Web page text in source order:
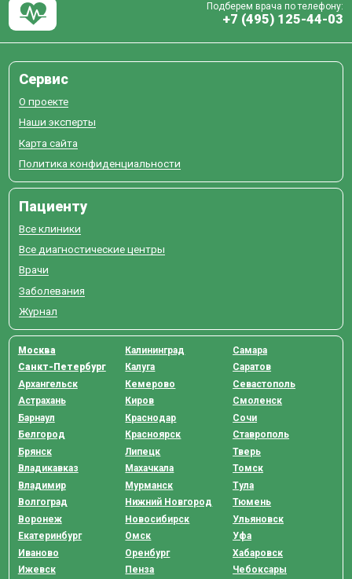
Подберем врача по телефону:
+7 (495) 125-44-03
Сервис
О проекте
Наши эксперты
Карта сайта
Политика конфиденциальности
Пациенту
Все клиники
Все диагностические центры
Врачи
Заболевания
Журнал
Москва
Санкт-Петербург
Архангельск
Астрахань
Барнаул
Белгород
Брянск
Владикавказ
Владимир
Волгоград
Воронеж
Екатеринбург
Иваново
Ижевск
Калининград
Калуга
Кемерово
Киров
Краснодар
Красноярск
Липецк
Махачкала
Мурманск
Нижний Новгород
Новосибирск
Омск
Оренбург
Пенза
Самара
Саратов
Севастополь
Смоленск
Сочи
Ставрополь
Тверь
Томск
Тула
Тюмень
Ульяновск
Уфа
Хабаровск
Чебоксары